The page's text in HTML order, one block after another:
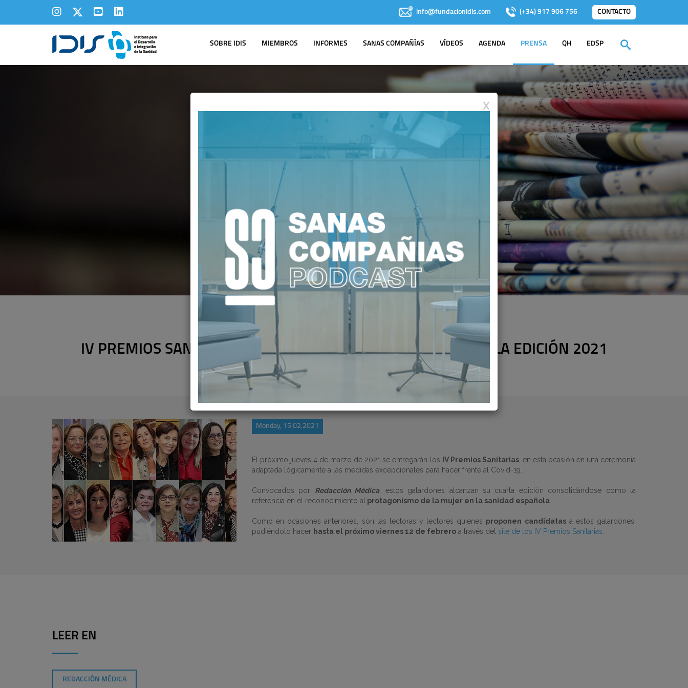
info@fundacionidis.com (+34) 917 906 756 CONTACTO
SOBRE IDIS MIEMBROS INFORMES SANAS COMPAÑÍAS VÍDEOS AGENDA PRENSA QH EDSP
IDIS EN LOS MEDIOS
IV PREMIOS SANITARIAS: 18 MUJERES SERÁN LAS JUEZAS DE LA EDICIÓN 2021
Monday, 15.02.2021
El próximo jueves 4 de marzo de 2021 se entregarán los IV Premios Sanitarias, en esta ocasión en una ceremonia
adaptada lógicamente a las medidas excepcionales para hacer frente al Covid-19.
Convocados por Redacción Médica, estos galardones alcanzan su cuarta edición consolidándose como la
referencia en el reconocimiento al protagonismo de la mujer en la sanidad española
Como en ocasiones anteriores, son las lectoras y lectores quienes proponen candidatasa estos galardones,
pudiéndolo hacer hasta el próximo viernes 12 de febrero a través del site de los IV Premios Sanitarias
LEER EN
REDACCIÓN MÉDICA
X